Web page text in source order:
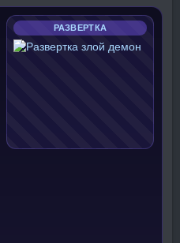
РАЗВЕРТКА